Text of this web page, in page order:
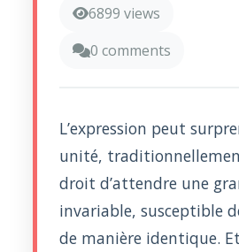
6899 views
0 comments
L’expression peut
unité,
droit d’attendre une
invariable, susceptible
de manière identique.